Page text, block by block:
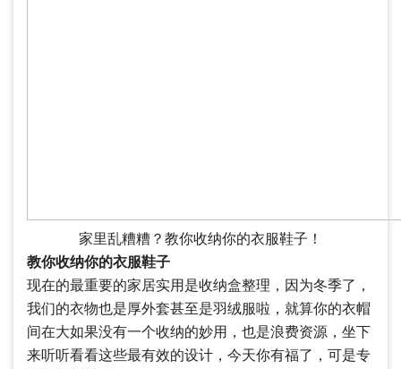
家里乱糟糟？教你收纳你的衣服鞋子！
教你收纳你的衣服鞋子
现在的最重要的家居实用是收纳盒整理，因为冬季了，
我们的衣物也是厚外套甚至是羽绒服啦，就算你的衣帽
间在大如果没有一个收纳的妙用，也是浪费资源，坐下
来听听看看这些最有效的设计，今天你有福了，可是专